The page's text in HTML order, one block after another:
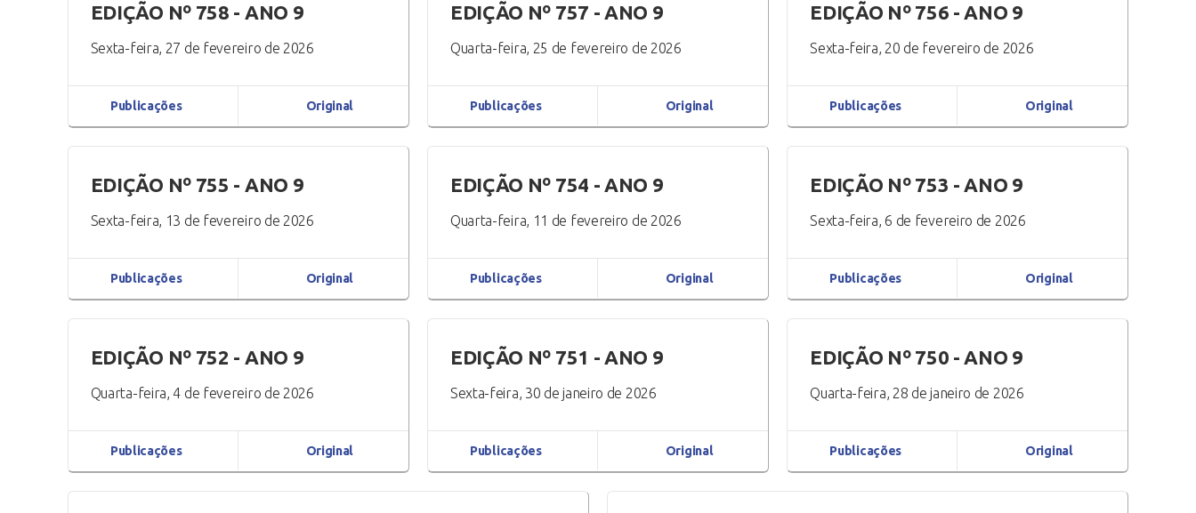
EDIÇÃO Nº 758 - ANO 9
Sexta-feira, 27 de fevereiro de 2026
Publicações Original
EDIÇÃO Nº 757 - ANO 9
Quarta-feira, 25 de fevereiro de 2026
Publicações Original
EDIÇÃO Nº 756 - ANO 9
Sexta-feira, 20 de fevereiro de 2026
Publicações Original
EDIÇÃO Nº 755 - ANO 9
Sexta-feira, 13 de fevereiro de 2026
Publicações Original
EDIÇÃO Nº 754 - ANO 9
Quarta-feira, 11 de fevereiro de 2026
Publicações Original
EDIÇÃO Nº 753 - ANO 9
Sexta-feira, 6 de fevereiro de 2026
Publicações Original
EDIÇÃO Nº 752 - ANO 9
Quarta-feira, 4 de fevereiro de 2026
Publicações Original
EDIÇÃO Nº 751 - ANO 9
Sexta-feira, 30 de janeiro de 2026
Publicações Original
EDIÇÃO Nº 750 - ANO 9
Quarta-feira, 28 de janeiro de 2026
Publicações Original